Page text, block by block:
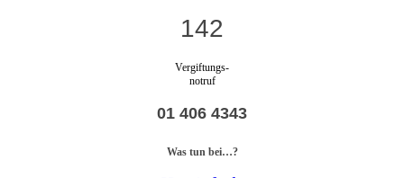
142
Vergiftungs-
notruf
01 406 4343
Was tun bei…?